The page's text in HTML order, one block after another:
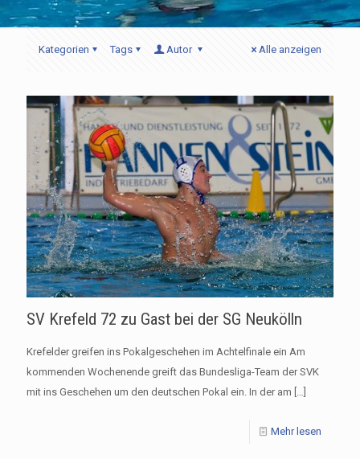
Kategorien Tags Autor Alle anzeigen
SV Krefeld 72 zu Gast bei der SG Neukölln
Krefelder greifen ins Pokalgeschehen im Achtelfinale ein Am
kommenden Wochenende greift das Bundesliga-Team der SVK
mit ins Geschehen um den deutschen Pokal ein. In der am […]
Mehr lesen